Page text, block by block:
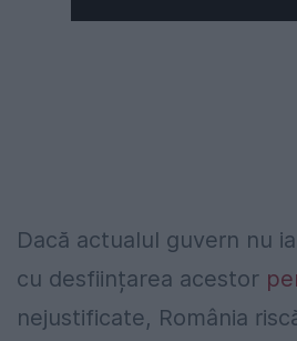
Dacă actualul guvern nu
cu desființarea acestor
nejustificate, România